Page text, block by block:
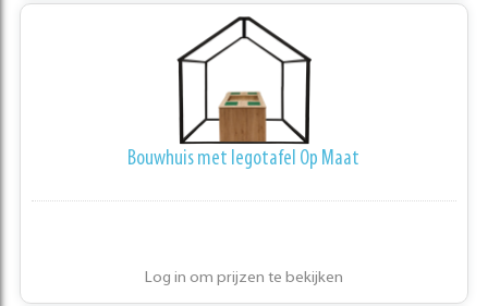
Bouwhuis met legotafel Op Maat
Log in om prijzen te bekijken